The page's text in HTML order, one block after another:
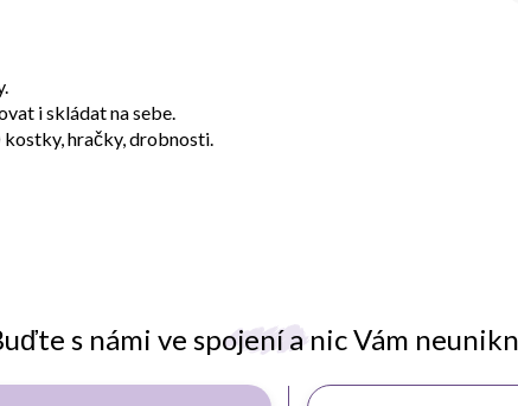
s námi ve spojení a nic Vám
i skládat na sebe.
hračky, drobnosti.